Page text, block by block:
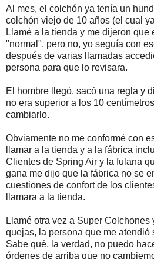
Al mes, el colchón ya tenía un
colchón viejo de 10 años (el cual
Llamé a la tienda y me dijeron que
"normal", pero no, yo seguía con
después de varias llamadas
persona para que lo revisara.
El hombre llegó, sacó una regla y
no era superior a los 10
cambiarlo.
Obviamente no me conformé con
llamar a la tienda y a la fábrica
Clientes de Spring Air y la fulana
gana me dijo que la fábrica no se
cuestiones de confort de los
llamara a la tienda.
Llamé otra vez a Super Colchones
quejas, la persona que me atendió
Sabe qué, la verdad, no puedo
órdenes de arriba que no